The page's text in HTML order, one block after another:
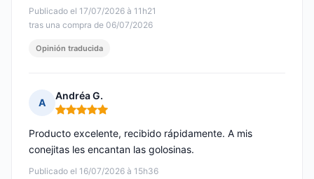
Publicado el 17/07/2026 à 11h21
tras una compra de 06/07/2026
Opinión traducida
A
Andréa G.
Nota: 5 de 5
Publicado el 16/07/2026 à 15h36
Producto excelente, recibido rápidamente. A mis
conejitas les encantan las golosinas.